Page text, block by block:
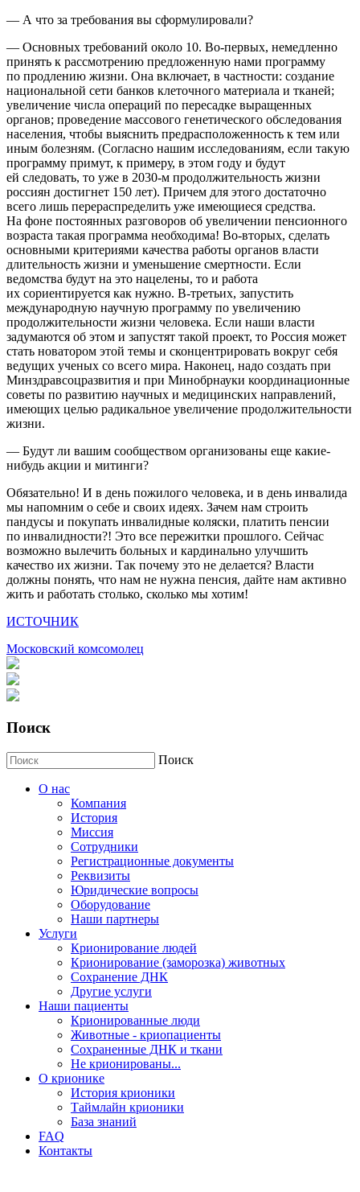
— А что за требования вы сформулировали?
— Основных требований около 10. Во-первых, немедленно
принять к рассмотрению предложенную нами программу
по продлению жизни. Она включает, в частности: создание
национальной сети банков клеточного материала и тканей;
увеличение числа операций по пересадке выращенных
органов; проведение массового генетического обследования
населения, чтобы выяснить предрасположенность к тем или
иным болезням. (Согласно нашим исследованиям, если такую
программу примут, к примеру, в этом году и будут
ей следовать, то уже в 2030-м продолжительность жизни
россиян достигнет 150 лет). Причем для этого достаточно
всего лишь перераспределить уже имеющиеся средства.
На фоне постоянных разговоров об увеличении пенсионного
возраста такая программа необходима! Во-вторых, сделать
основными критериями качества работы органов власти
длительность жизни и уменьшение смертности. Если
ведомства будут на это нацелены, то и работа
их сориентируется как нужно. В-третьих, запустить
международную научную программу по увеличению
продолжительности жизни человека. Если наши власти
задумаются об этом и запустят такой проект, то Россия может
стать новатором этой темы и сконцентрировать вокруг себя
ведущих ученых со всего мира. Наконец, надо создать при
Минздравсоцразвития и при Минобрнауки координационные
советы по развитию научных и медицинских направлений,
имеющих целью радикальное увеличение продолжительности
жизни.
— Будут ли вашим сообществом организованы еще какие-
нибудь акции и митинги?
Обязательно! И в день пожилого человека, и в день инвалида
мы напомним о себе и своих идеях. Зачем нам строить
пандусы и покупать инвалидные коляски, платить пенсии
по инвалидности?! Это все пережитки прошлого. Сейчас
возможно вылечить больных и кардинально улучшить
качество их жизни. Так почему это не делается? Власти
должны понять, что нам не нужна пенсия, дайте нам активно
жить и работать столько, сколько мы хотим!
ИСТОЧНИК
Mосковский комсомолец
Поиск
Поиск
О нас
Компания
История
Миссия
Сотрудники
Регистрационные документы
Реквизиты
Юридические вопросы
Оборудование
Наши партнеры
Услуги
Крионирование людей
Крионирование (заморозка) животных
Сохранение ДНК
Другие услуги
Наши пациенты
Крионированные люди
Животные - криопациенты
Сохраненные ДНК и ткани
Не крионированы...
О крионике
История крионики
Таймлайн крионики
База знаний
FAQ
Контакты